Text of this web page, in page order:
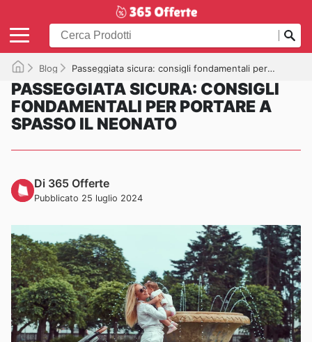
Blog Passeggiata sicura: consigli fondamentali per portare a spasso il neonato
PASSEGGIATA SICURA: CONSIGLI
FONDAMENTALI PER PORTARE A
SPASSO IL NEONATO
Di 365 Offerte
Pubblicato 25 luglio 2024